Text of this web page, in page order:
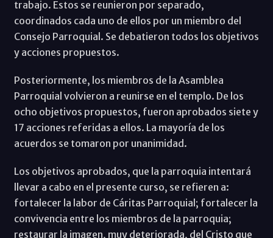
trabajo. Estos se reunieron por separado,
coordinados cada uno de ellos por un miembro del
Consejo Parroquial. Se debatieron todos los objetivos
y acciones propuestos.
Posteriormente, los miembros de la Asamblea
Parroquial volvieron a reunirse en el templo. De los
ocho objetivos propuestos, fueron aprobados siete y
17 acciones referidas a ellos. La mayoría de los
acuerdos se tomaron por unanimidad.
Los objetivos aprobados, que la parroquia intentará
llevar a cabo en el presente curso, se refieren a:
fortalecer la labor de Cáritas Parroquial; fortalecer la
convivencia entre los miembros de la parroquia;
restaurar la imagen, muy deteriorada, del Cristo que